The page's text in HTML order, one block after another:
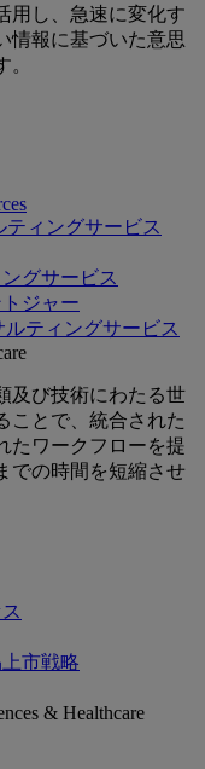
用し、急速に変化す
情報に基づいた意思
ィングサービス
グサービス
ジャー
ティングサービス
及び技術にわたる世
ことで、統合された
たワークフローを提
での時間を短縮させ
市戦略
& Healthcare